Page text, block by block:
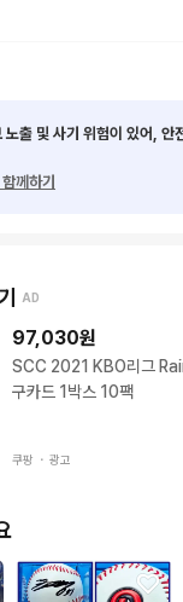
출 및 사기 위험이 있어, 안
께하기
AD
97,030원
SCC 2021 KBO리그
구카드 1박스 10팩
쿠팡 ・ 광고